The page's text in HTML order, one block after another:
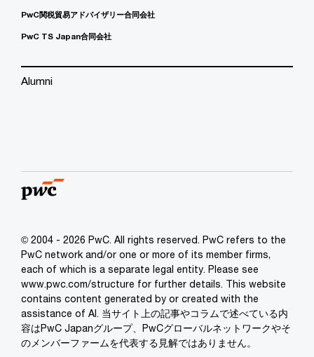
PwC関税貿易アドバイザリー合同会社
PwC TS Japan合同会社
Alumni
© 2004 - 2026 PwC. All rights reserved. PwC refers to the
PwC network and/or one or more of its member firms,
each of which is a separate legal entity. Please see
www.pwc.com/structure for further details. This website
contains content generated by or created with the
assistance of AI. 当サイト上の記事やコラムで述べている内
容はPwC Japanグループ、PwCグローバルネットワークやそ
のメンバーファームを代表する見解ではありません。